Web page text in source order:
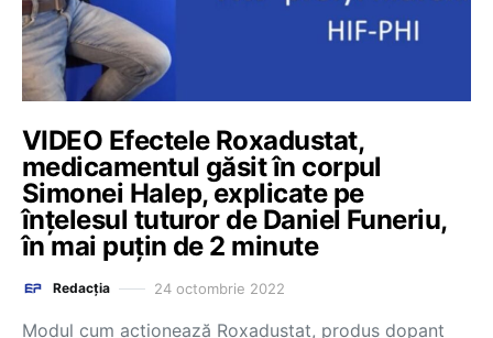
VIDEO Efectele Roxadustat,
medicamentul găsit în corpul
Simonei Halep, explicate pe
înțelesul tuturor de Daniel Funeriu,
în mai puțin de 2 minute
Redacția 24 octombrie 2022
Modul cum acționează Roxadustat, produs dopant